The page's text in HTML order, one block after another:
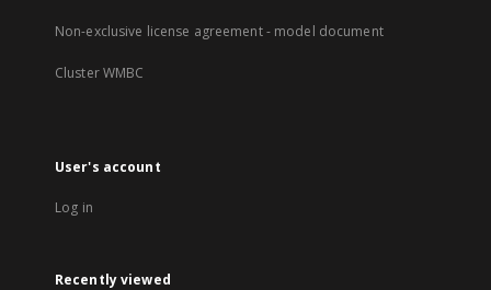
Non-exclusive license agreement - model document
Cluster WMBC
User's account
Log in
Recently viewed